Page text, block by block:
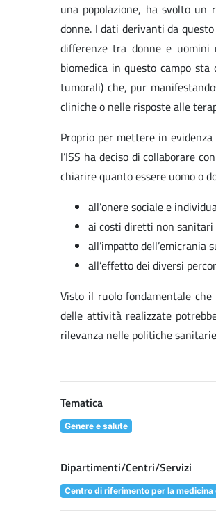
una popolazione, ha svolto un
donne. I dati derivanti da
differenze tra donne e uomini
biomedica in questo campo
tumorali) che, pur
cliniche o nelle risposte alle
Proprio per mettere in
l’ISS ha deciso di collaborare
chiarire quanto essere uomo o
all’onere sociale e
ai costi diretti non sanitari
all’impatto dell’emicrania
all’effetto dei diversi
Visto il ruolo fondamentale che
delle attività realizzate
rilevanza nelle politiche
Tematica
Genere e salute
Dipartimenti/Centri/Servizi
Centro di riferimento per la medicina